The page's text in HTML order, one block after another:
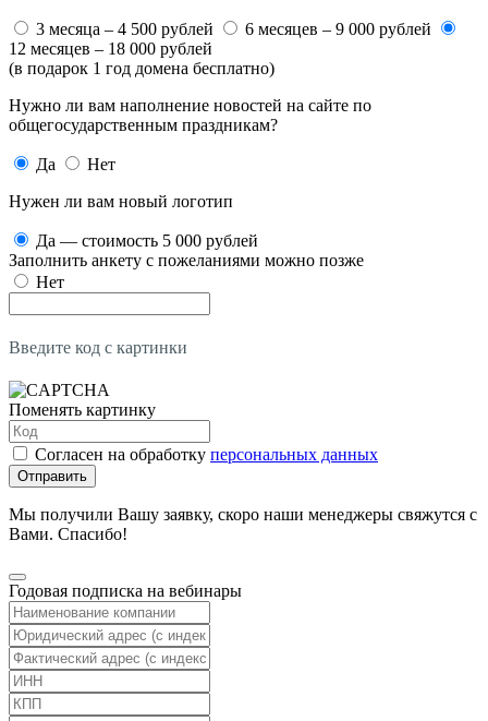
3 месяца – 4 500 рублей
6 месяцев – 9 000 рублей
12 месяцев – 18 000 рублей
(в подарок 1 год домена бесплатно)
Нужно ли вам наполнение новостей на сайте по
общегосударственным праздникам?
Да
Нет
Нужен ли вам новый логотип
Да — стоимость 5 000 рублей
Заполнить анкету с пожеланиями можно позже
Нет
Введите код с картинки
Поменять картинку
Согласен на обработку персональных данных
Отправить
Мы получили Вашу заявку, скоро наши менеджеры свяжутся с
Вами. Спасибо!
Годовая подписка на вебинары